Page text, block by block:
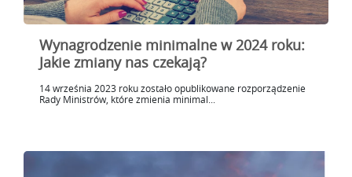
Wynagrodzenie minimalne w 2024 roku:
Jakie zmiany nas czekają?
14 września 2023 roku zostało opublikowane rozporządzenie
Rady Ministrów, które zmienia minimal...